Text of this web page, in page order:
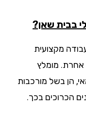
שאן?
מקצועית
מומלץ
בשל מורכבות
בכך.